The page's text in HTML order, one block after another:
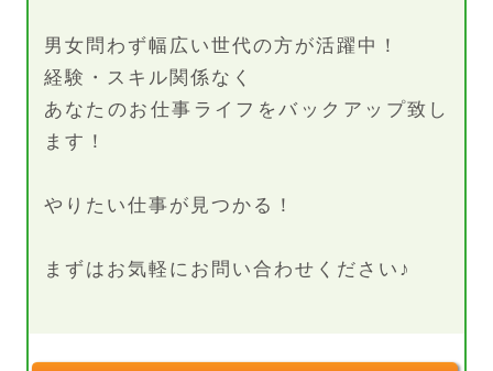
男女問わず幅広い世代の方が活躍中！
経験・スキル関係なく
あなたのお仕事ライフをバックアップ致し
ます！
やりたい仕事が見つかる！
まずはお気軽にお問い合わせください♪